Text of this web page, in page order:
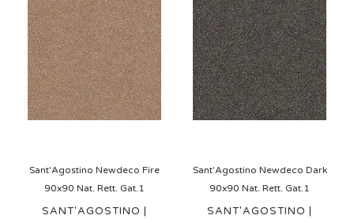
Sant'Agostino Newdeco Fire
90x90 Nat. Rett. Gat.1
SANT'AGOSTINO |
Sant'Agostino Newdeco Dark
90x90 Nat. Rett. Gat.1
SANT'AGOSTINO |